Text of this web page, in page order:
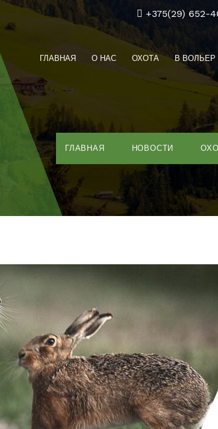
+375(29) 652-
ГЛАВНАЯ О НАС ОХОТА В ВОЛЬЕР
ГЛАВНАЯ НОВОСТИ